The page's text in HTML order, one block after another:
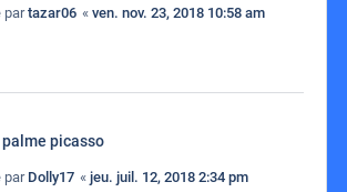
partazar06 « ven. nov. 23, 2018 10:58 am
picasso
parDolly17 « jeu. juil. 12, 2018 2:34 pm